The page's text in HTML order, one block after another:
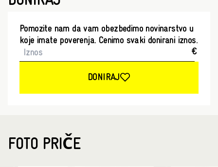
Pomozite nam da vam obezbedimo novinarstvo u
koje imate poverenja. Cenimo svaki donirani iznos.
€
DONIRAJ
FOTO PRIČE